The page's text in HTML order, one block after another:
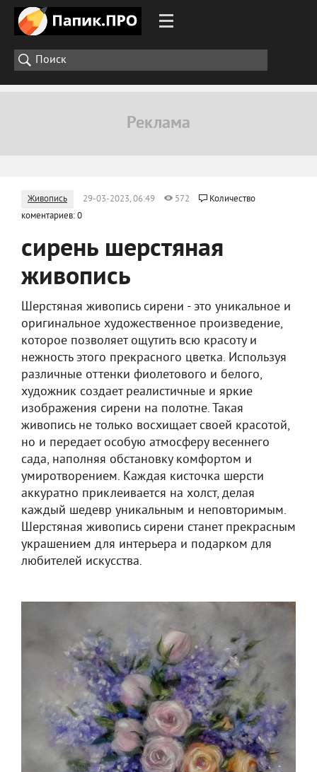
Живопись 29-03-2023, 06:49 572
Количество
коментариев: 0
сирень шерстяная
живопись
Шерстяная живопись сирени - это уникальное и
оригинальное художественное произведение,
которое позволяет ощутить всю красоту и
нежность этого прекрасного цветка. Используя
различные оттенки фиолетового и белого,
художник создает реалистичные и яркие
изображения сирени на полотне. Такая
живопись не только восхищает своей красотой,
но и передает особую атмосферу весеннего
сада, наполняя обстановку комфортом и
умиротворением. Каждая кисточка шерсти
аккуратно приклеивается на холст, делая
каждый шедевр уникальным и неповторимым.
Шерстяная живопись сирени станет прекрасным
украшением для интерьера и подарком для
любителей искусства.